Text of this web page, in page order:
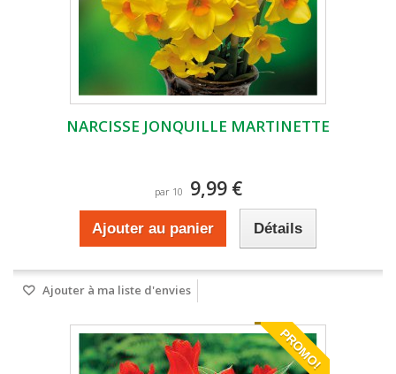
NARCISSE JONQUILLE MARTINETTE
par 10 9,99 €
Ajouter au panier Détails
Ajouter à ma liste d'envies
PROMO!